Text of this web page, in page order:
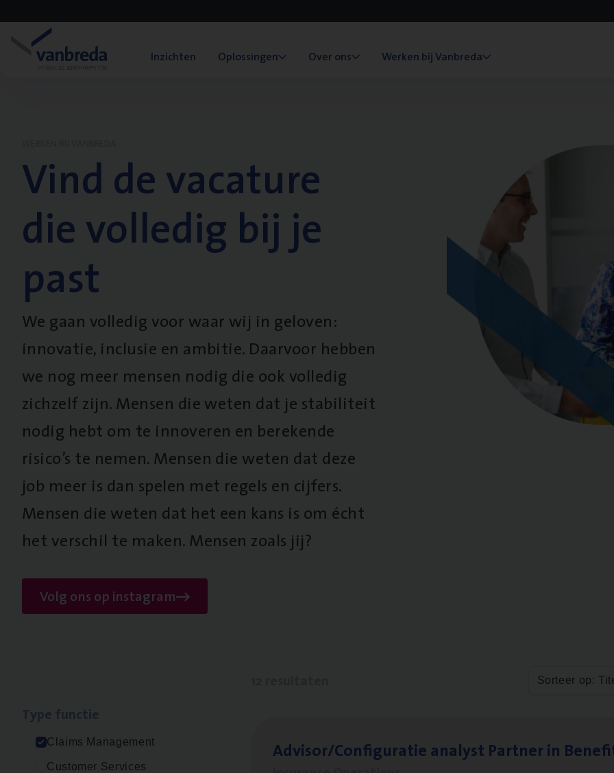
Inzichten Oplossingen Over ons Werken bij Vanbreda
Vind de vacature
die volledig bij je
past
We gaan volledig voor waar wij in geloven:
innovatie, inclusie en ambitie. Daarvoor hebben
we nog meer mensen nodig die ook volledig
zichzelf zijn. Mensen die weten dat je stabiliteit
nodig hebt om te innoveren en berekende
risico’s te nemen. Mensen die weten dat deze
job meer is dan spelen met regels en cijfers.
Mensen die weten dat het een kans is om écht
het verschil te maken. Mensen zoals jij?
Volg ons op instagram
Claims Management
Customer Services
Sorteer op:
Advisor/​Configuratie ana­lyst Part­ner in